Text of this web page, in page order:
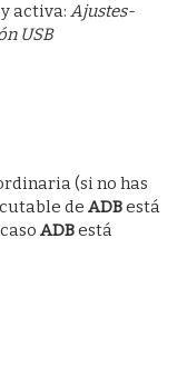
activa: Ajustes-
USB
(si no has
de ADBestá
ADBestá